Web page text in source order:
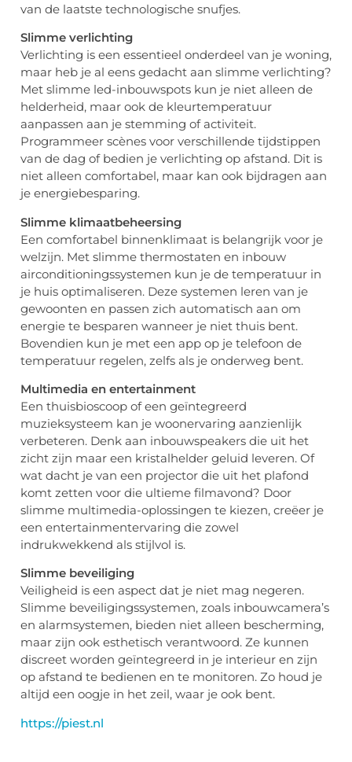
van de laatste technologische snufjes.
Slimme verlichting
Verlichting is een essentieel onderdeel van je woning,
maar heb je al eens gedacht aan slimme verlichting?
Met slimme led-inbouwspots kun je niet alleen de
helderheid, maar ook de kleurtemperatuur
aanpassen aan je stemming of activiteit.
Programmeer scènes voor verschillende tijdstippen
van de dag of bedien je verlichting op afstand. Dit is
niet alleen comfortabel, maar kan ook bijdragen aan
je energiebesparing.
Slimme klimaatbeheersing
Een comfortabel binnenklimaat is belangrijk voor je
welzijn. Met slimme thermostaten en inbouw
airconditioningssystemen kun je de temperatuur in
je huis optimaliseren. Deze systemen leren van je
gewoonten en passen zich automatisch aan om
energie te besparen wanneer je niet thuis bent.
Bovendien kun je met een app op je telefoon de
temperatuur regelen, zelfs als je onderweg bent.
Multimedia en entertainment
Een thuisbioscoop of een geïntegreerd
muzieksysteem kan je woonervaring aanzienlijk
verbeteren. Denk aan inbouwspeakers die uit het
zicht zijn maar een kristalhelder geluid leveren. Of
wat dacht je van een projector die uit het plafond
komt zetten voor die ultieme filmavond? Door
slimme multimedia-oplossingen te kiezen, creëer je
een entertainmentervaring die zowel
indrukwekkend als stijlvol is.
Slimme beveiliging
Veiligheid is een aspect dat je niet mag negeren.
Slimme beveiligingssystemen, zoals inbouwcamera’s
en alarmsystemen, bieden niet alleen bescherming,
maar zijn ook esthetisch verantwoord. Ze kunnen
discreet worden geïntegreerd in je interieur en zijn
op afstand te bedienen en te monitoren. Zo houd je
altijd een oogje in het zeil, waar je ook bent.
https://piest.nl